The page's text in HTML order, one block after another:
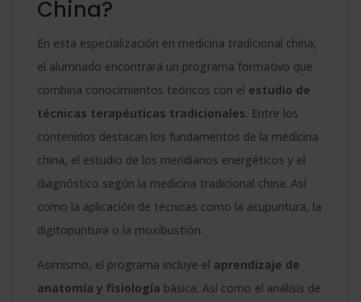
China?
En esta especialización en medicina tradicional china,
el alumnado encontrará un programa formativo que
combina conocimientos teóricos con el estudio de
técnicas terapéuticas tradicionales. Entre los
contenidos destacan los fundamentos de la medicina
china, el estudio de los meridianos energéticos y el
diagnóstico según la medicina tradicional china. Así
como la aplicación de técnicas como la acupuntura, la
digitopuntura o la moxibustión.
Asimismo, el programa incluye el aprendizaje de
anatomía y fisiología básica. Así como el análisis de